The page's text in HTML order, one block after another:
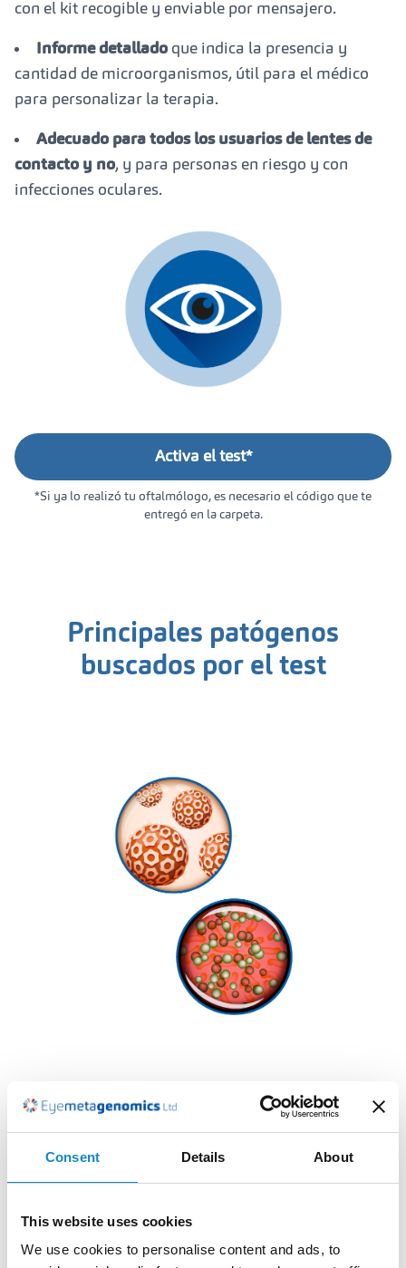
Consent Details About
This website uses cookies
We use cookies to personalise content and ads, to
con el kit recogible y enviable por mensajero.
Informe detallado que indica la presencia y
cantidad de microorganismos, útil para el médico
para personalizar la terapia.
Adecuado para todos los usuarios de lentes de
contacto y no, y para personas en riesgo y con
infecciones oculares.
Activa el test*
*Si ya lo realizó tu oftalmólogo, es necesario el código que te
entregó en la carpeta.
Principales patógenos
buscados por el test
El test identifica con alta sensibilidad y especificidad
chalazión, ojo seco, queratitis infecciosas, abscesos
Bacterias:como Staphylococcus aureus,
Pseudomonas aeruginosa, Streptococcus